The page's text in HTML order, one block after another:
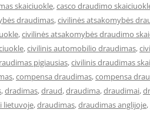
skaiciuokle,casco draudimo
draudimas,civilinės atsakomybės
,civilinės atsakomybės draudimo
,civilinis automobilio draudimas,
pigiausias,civilinis draudimas
,compensa draudimas,compensa
,dradimas,draud,draudima,draudimai,
lietuvoje,draudimas,draudimas anglijoje,